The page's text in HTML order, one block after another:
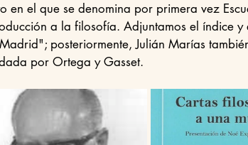
en el que se denomina por primera vez
a la filosofía. Adjuntamos el índice
posteriormente, Julián Marías
por Ortega y Gasset.